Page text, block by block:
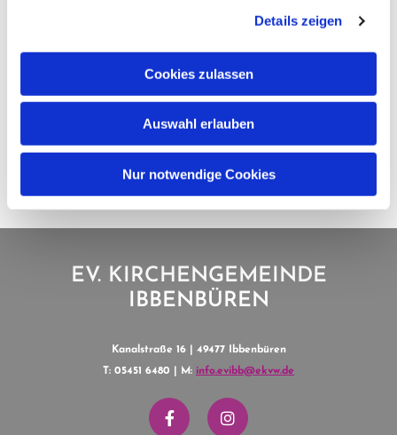
Details zeigen
Cookies zulassen
Auswahl erlauben
Nur notwendige Cookies
EV. KIRCHENGEMEINDE
IBBENBÜREN
Kanalstraße 16 | 49477 Ibbenbüren
T: 05451 6480 | M: info.evibb@ekvw.de